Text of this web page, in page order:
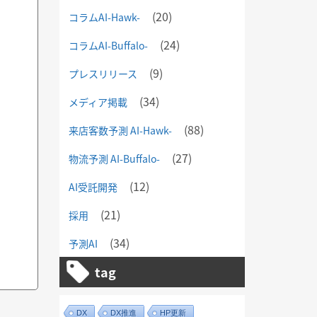
コラムAI-Hawk- (20)
コラムAI-Buffalo- (24)
プレスリリース (9)
メディア掲載 (34)
来店客数予測 AI-Hawk- (88)
物流予測 AI-Buffalo- (27)
AI受託開発 (12)
採用 (21)
予測AI (34)
tag
DX DX推進 HP更新